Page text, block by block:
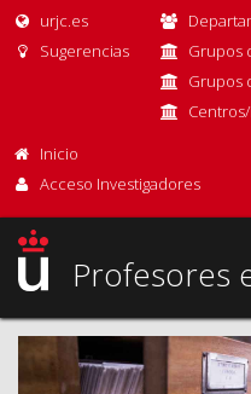
urjc.es
Sugerencias
Grupos
Grupos
Inicio
Acceso Investigadores
Profesores